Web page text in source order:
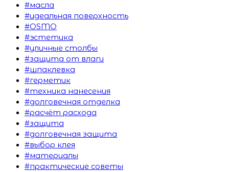
#масла
#идеальная поверхность
#OSMO
#эстетика
#уличные столбы
#защита от влаги
#шпаклевка
#герметик
#техника нанесения
#долговечная отделка
#расчёт расхода
#защита
#долговечная защита
#выбор клея
#материалы
#практические советы